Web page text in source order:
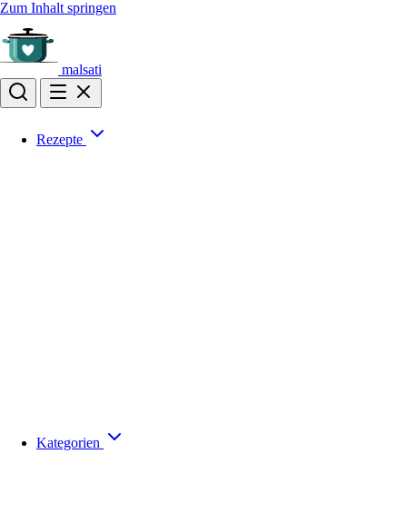
Zum Inhalt springen
malsati
Rezepte
Kategorien